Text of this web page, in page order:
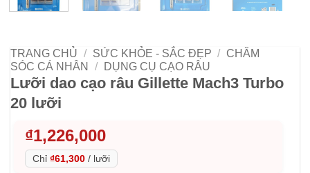
TRANG CHỦ / SỨC KHỎE - SẮC ĐẸP / CHĂM
SÓC CÁ NHÂN
/ DỤNG CỤ CẠO RÂU
Lưỡi dao cạo râu Gillette Mach3 Turbo
20 lưỡi
₫1,226,000
Chỉ ₫61,300 / lưỡi